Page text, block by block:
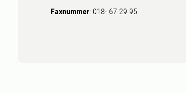
Faxnummer: 018- 67 29 95